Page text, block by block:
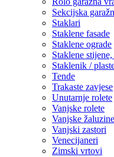
Sekcijska
Staklari
Staklene fasade
Staklene ograde
Staklene
Staklenik /
Tende
Trakaste zavjese
Unutarnje rolete
Vanjske rolete
Vanjske žaluzine
Vanjski zastori
Venecijaneri
Zimski vrtovi